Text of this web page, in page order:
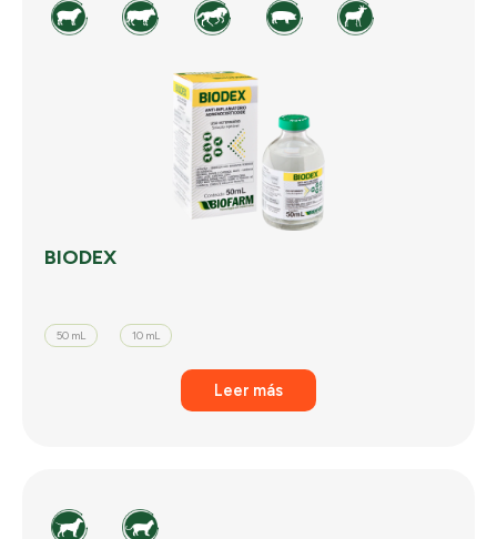
BIODEX
50 mL 10 mL
Leer más